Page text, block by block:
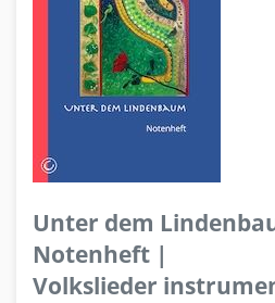
Unter dem
Notenheft |
Volkslieder